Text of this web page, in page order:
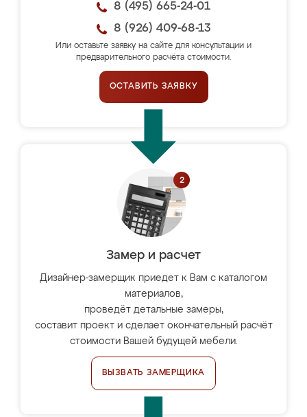
8 (495) 665-24-01
8 (926) 409-68-13
Или оставьте заявку на сайте для консультации и
предварительного расчёта стоимости.
ОСТАВИТЬ ЗАЯВКУ
Замер и расчет
Дизайнер-замерщик приедет к Вам с каталогом
материалов,
проведёт детальные замеры,
составит проект и сделает окончательный расчёт
стоимости Вашей будущей мебели.
ВЫЗВАТЬ ЗАМЕРЩИКА